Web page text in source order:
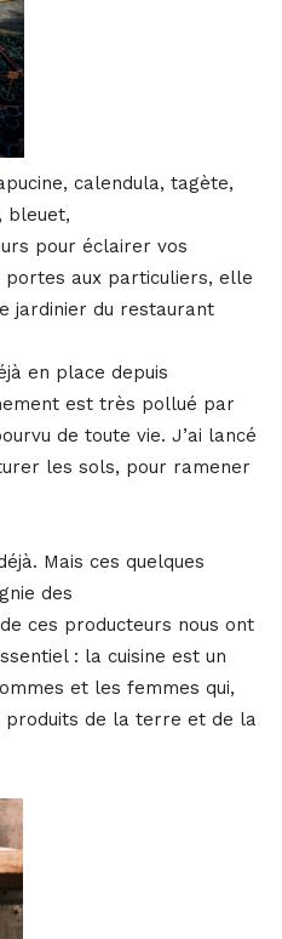
calendula, tagète,
bleuet,
pour éclairer vos
portes aux particuliers, elle
jardinier du restaurant
en place depuis
est très pollué par
de toute vie. J’ai lancé
les sols, pour ramener
Mais ces quelques
des
ces producteurs nous ont
: la cuisine est un
et les femmes qui,
produits de la terre et de la